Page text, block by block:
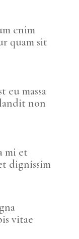
enim
quam sit
eu massa
non
mi et
dignissim
vitae